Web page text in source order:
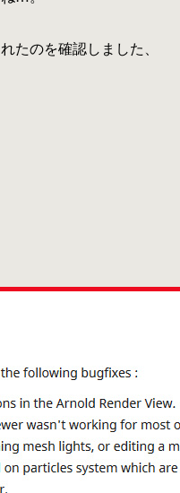
たのを確認しました、